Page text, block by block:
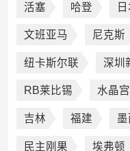
活塞 哈登
文班亚马 尼克斯
纽卡斯尔联 深圳
RB莱比锡 水晶宫
吉林 福建
民主刚果 埃弗顿